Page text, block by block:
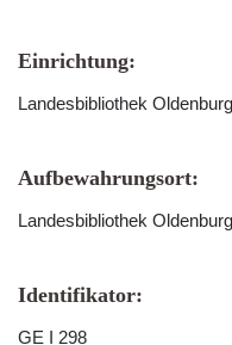
Einrichtung:
Landesbibliothek
Aufbewahrungsort:
Landesbibliothek Oldenburg
Identifikator:
GE I 298